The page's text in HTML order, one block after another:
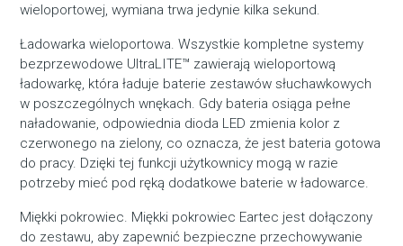
wieloportowej, wymiana trwa jedynie kilka sekund.
Ładowarka wieloportowa. Wszystkie kompletne systemy
bezprzewodowe UltraLITE™ zawierają wieloportową
ładowarkę, która ładuje baterie zestawów słuchawkowych
w poszczególnych wnękach. Gdy bateria osiąga pełne
naładowanie, odpowiednia dioda LED zmienia kolor z
czerwonego na zielony, co oznacza, że jest bateria gotowa
do pracy. Dzięki tej funkcji użytkownicy mogą w razie
potrzeby mieć pod ręką dodatkowe baterie w ładowarce.
Miękki pokrowiec. Miękki pokrowiec Eartec jest dołączony
do zestawu, aby zapewnić bezpieczne przechowywanie